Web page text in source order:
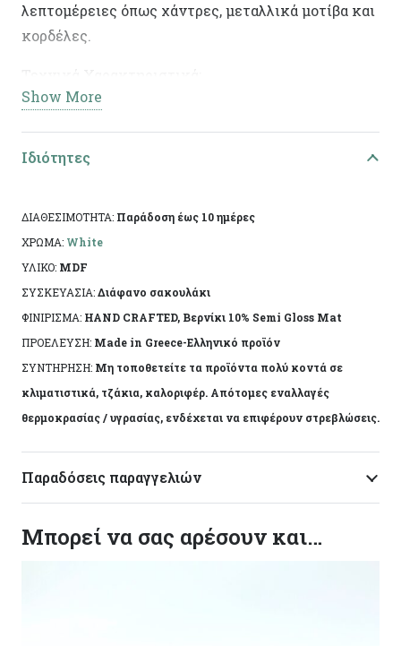
λεπτομέρειες όπως χάντρες, μεταλλικά μοτίβα και
κορδέλες.
Υλικό: Mdf
Τεχνική: Decoupage
Ειδικά χαρακτηριστικά: Χειροποίητη κατασκευή,
Το αντικείμενο ενδέχεται να φέρει ελάχιστες
αποκλίσεις ανά προϊόν λόγω της χειροποίητης
κατασκευής του. Made in Greece, by Korres Craft
Show More
Ιδιότητες
ΔΙΑΘΕΣΙΜΟΤΗΤΑ: Παράδοση έως 10 ημέρες
ΧΡΩΜΑ: White
ΥΛΙΚΟ: MDF
ΣΥΣΚΕΥΑΣΙΑ:Διάφανο σακουλάκι
ΦΙΝΙΡΙΣΜΑ: HAND CRAFTED, Βερνίκι 10% Semi Gloss Mat
ΠΡΟΕΛΕΥΣΗ: Made in Greece-Ελληνικό προϊόν
ΣΥΝΤΗΡΗΣΗ: Μη τοποθετείτε τα προϊόντα πολύ κοντά σε
κλιματιστικά, τζάκια, καλοριφέρ. Απότομες εναλλαγές
θερμοκρασίας / υγρασίας, ενδέχεται να επιφέρουν στρεβλώσεις.
Παραδόσεις παραγγελιών
Μπορεί να σας αρέσουν και…